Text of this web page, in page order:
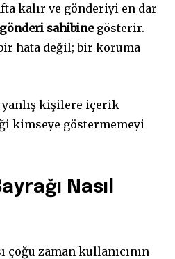
kalır ve gönderiyi en dar
sahibinegösterir.
hata değil; bir koruma
yanlış kişilere içerik
kimseye göstermemeyi
Nasıl
çoğu zaman kullanıcının